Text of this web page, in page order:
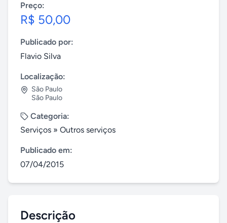
Preço:
R$ 50,00
Publicado por:
Flavio Silva
Localização:
São Paulo
São Paulo
Categoria:
Serviços » Outros serviços
Publicado em:
07/04/2015
Descrição